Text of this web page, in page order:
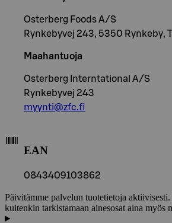
Osterberg Foods A/S
Rynkebyvej 243, 5350 Rynkeby,
Maahantuoja
Osterberg Interntational A/S
Rynkebyvej 243
myynti@zfc.fi
EAN
0843409103862
Päivitämme palvelun tuotetietoja aktiivisesti.
kuitenkin tarkistamaan ainesosat aina myös